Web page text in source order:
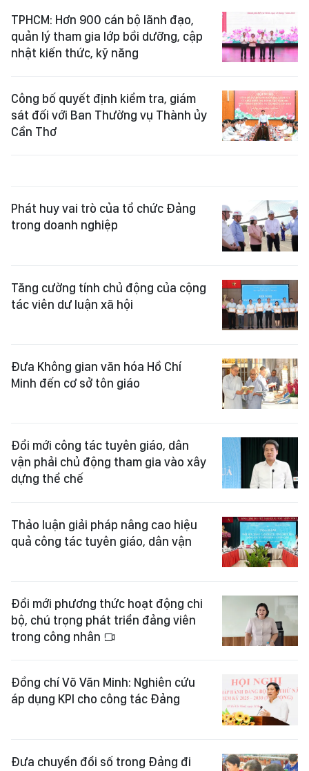
TPHCM: Hơn 900 cán bộ lãnh đạo,
quản lý tham gia lớp bồi dưỡng, cập
nhật kiến thức, kỹ năng
Công bố quyết định kiểm tra, giám
sát đối với Ban Thường vụ Thành ủy
Cần Thơ
Phát huy vai trò của tổ chức Đảng
trong doanh nghiệp
Tăng cường tính chủ động của cộng
tác viên dư luận xã hội
Đưa Không gian văn hóa Hồ Chí
Minh đến cơ sở tôn giáo
Đổi mới công tác tuyên giáo, dân
vận phải chủ động tham gia vào xây
dựng thể chế
Thảo luận giải pháp nâng cao hiệu
quả công tác tuyên giáo, dân vận
Đổi mới phương thức hoạt động chi
bộ, chú trọng phát triển đảng viên
trong công nhân
Đồng chí Võ Văn Minh: Nghiên cứu
áp dụng KPI cho công tác Đảng
Đưa chuyển đổi số trong Đảng đi